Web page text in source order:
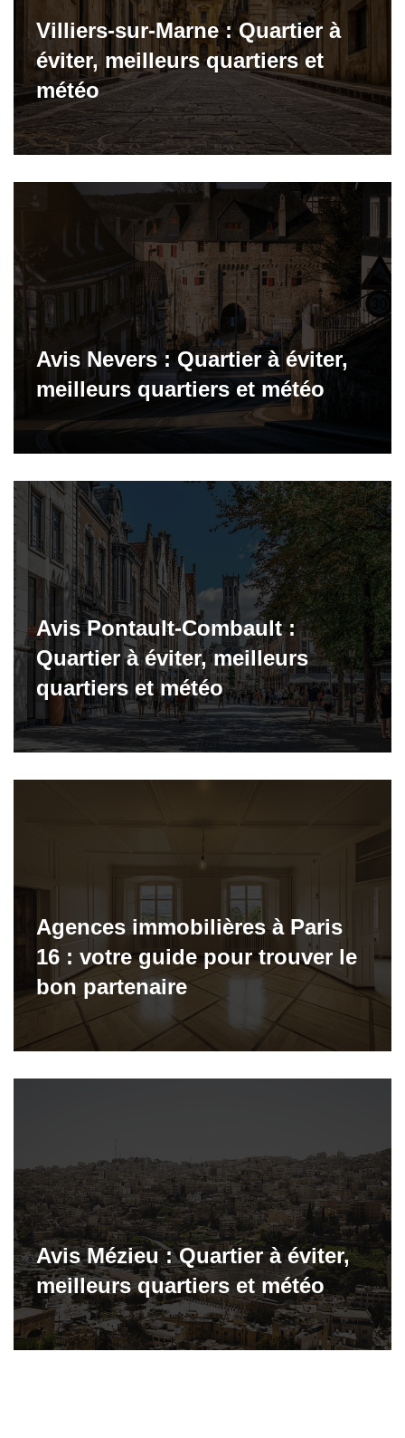
Villiers-sur-Marne : Quartier à
éviter, meilleurs quartiers et
météo
Avis Nevers : Quartier à éviter,
meilleurs quartiers et météo
Avis Pontault-Combault :
Quartier à éviter, meilleurs
quartiers et météo
Agences immobilières à Paris
16 : votre guide pour trouver le
bon partenaire
Avis Mézieu : Quartier à éviter,
meilleurs quartiers et météo